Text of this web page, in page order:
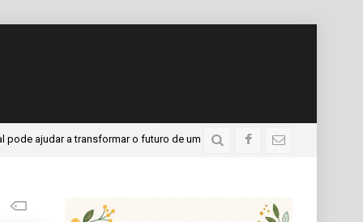
a transformar o futuro de um jovem 2 dias atrás